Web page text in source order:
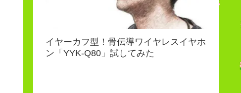
イヤーカフ型！骨伝導ワイヤレスイヤホ
ン「YYK-Q80」試してみた